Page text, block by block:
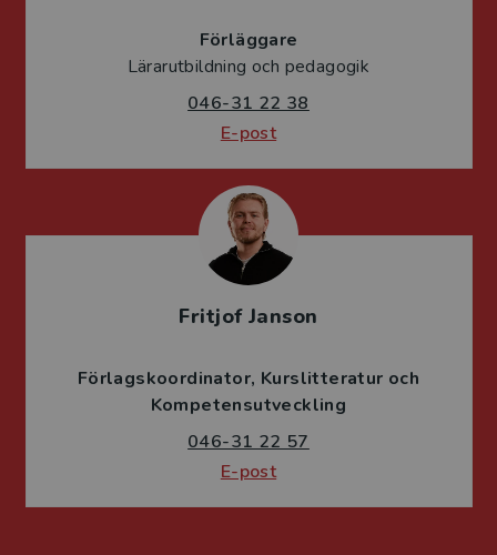
Förläggare
Lärarutbildning och pedagogik
046-31 22 38
E-post
Fritjof Janson
Förlagskoordinator Kurslitteratur och
Kompetensutveckling
046-31 22 57
E-post